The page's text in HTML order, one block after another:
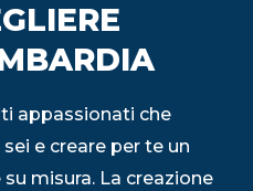
appassionati che
e creare per te un
misura. La creazione